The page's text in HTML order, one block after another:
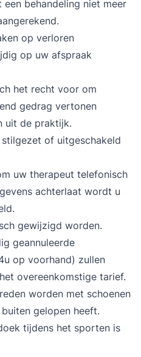
behandeling niet meer
op verloren
op uw afspraak
het recht voor om
gedrag vertonen
uit de praktijk.
of uitgeschakeld
uw therapeut telefonisch
achterlaat wordt u
gewijzigd worden.
geannuleerde
op voorhand) zullen
overeenkomstige tarief.
worden met schoenen
gelopen heeft.
tijdens het sporten is